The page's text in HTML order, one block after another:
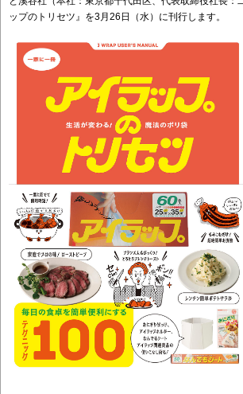
ップのトリセツ』を3月26日（水）に刊行します。